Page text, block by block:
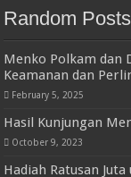
Random Posts
Menko Polkam dan
Keamanan dan
February 5, 2025
Hasil Kunjungan
October 9, 2023
Hadiah Ratusan